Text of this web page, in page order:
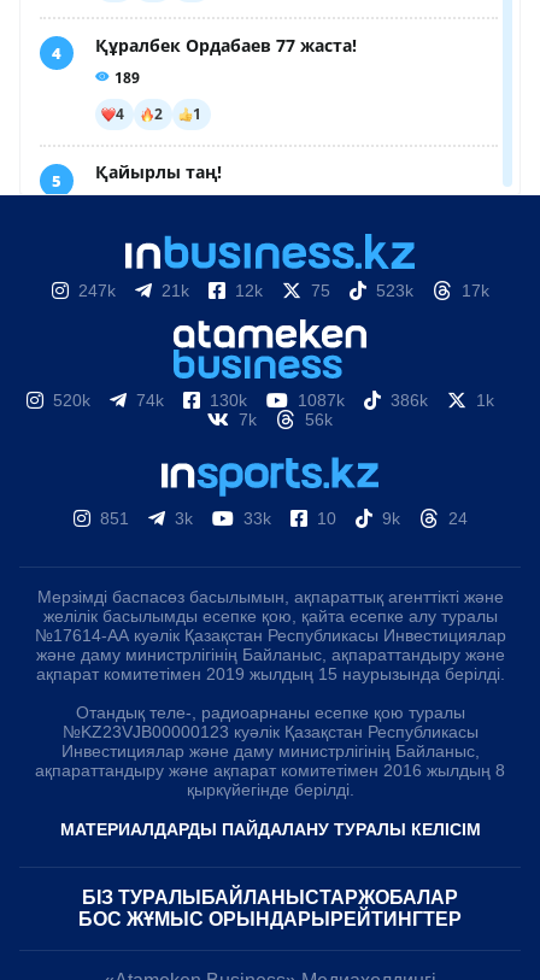
247k 21k 12k 75 523k 17k
520k 74k 130k 1087k 386k
1k
7k
56k
851 3k 33k 10 9k 24
Мерзімді баспасөз басылымын, ақпараттық агенттікті және
желілік басылымды есепке қою, қайта есепке алу туралы
№17614-АА куәлік Қазақстан Республикасы Инвестициялар
және даму министрлігінің Байланыс, ақпараттандыру және
ақпарат комитетімен 2019 жылдың 15 наурызында берілді.
Отандық теле-, радиоарнаны есепке қою туралы
№KZ23VJB00000123 куәлік Қазақстан Республикасы
Инвестициялар және даму министрлігінің Байланыс,
ақпараттандыру және ақпарат комитетімен 2016 жылдың 8
қыркүйегінде берілді.
МАТЕРИАЛДАРДЫ ПАЙДАЛАНУ ТУРАЛЫ КЕЛІСІМ
БІЗ ТУРАЛЫ БАЙЛАНЫСТАРЖОБАЛАР
БОС ЖҰМЫС ОРЫНДАРЫ РЕЙТИНГТЕР